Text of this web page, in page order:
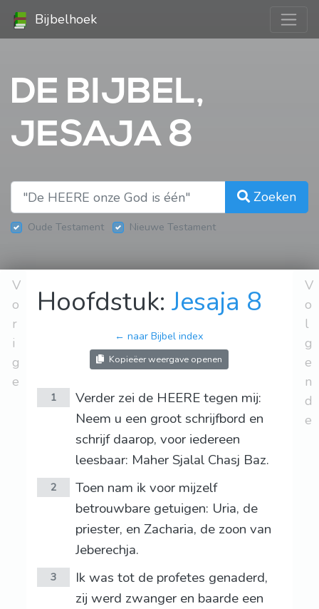
Bijbelhoek
DE BIJBEL,
JESAJA 8
Zoeken
Oude Testament Nieuwe Testament
V
o
r
i
g
e
Hoofdstuk:Jesaja 8
← naar Bijbel index
Kopieëer weergave openen
1
Verder zei de HEERE tegen mij:
Neem u een groot schrijfbord en
schrijf daarop, voor iedereen
leesbaar: Maher Sjalal Chasj Baz.
2
Toen nam ik voor mijzelf
betrouwbare getuigen: Uria, de
priester, en Zacharia, de zoon van
Jeberechja.
3
Ik was tot de profetes genaderd,
zij werd zwanger en baarde een
V
o
l
g
e
n
d
e